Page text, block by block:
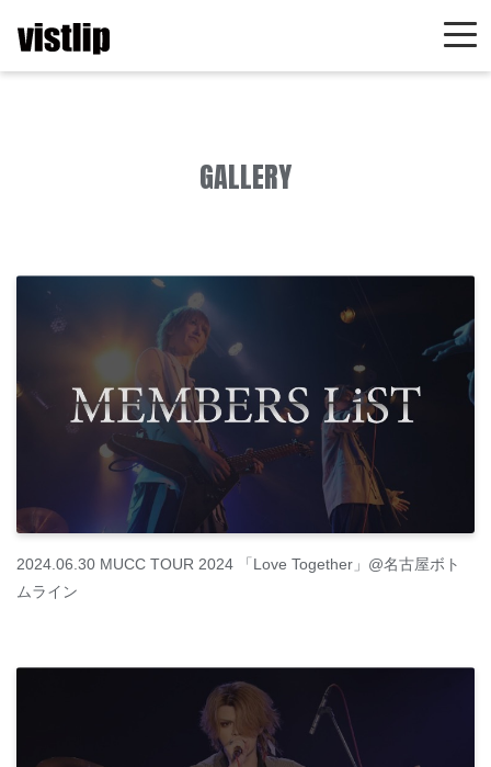
GALLERY
2024.06.30 MUCC TOUR 2024 「Love Together」@名古屋ボト
ムライン